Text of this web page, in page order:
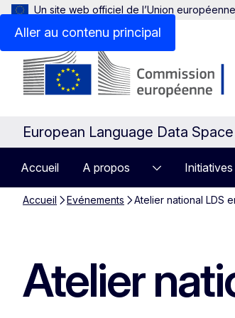
Aller au contenu principal
Un site web officiel de l’Union européenne
European Language Data Space
Accueil A propos
Accueil Evénements Atelier national LDS
Atelier